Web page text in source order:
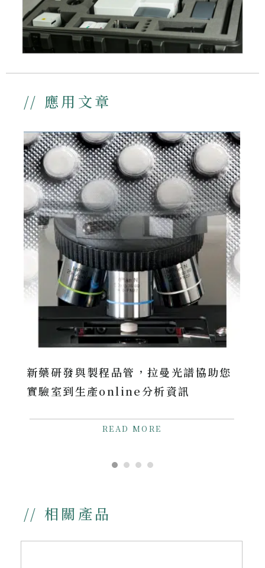
// 應用文章
新藥研發與製程品管，拉曼光譜協助您
實驗室到生產online分析資訊
READ MORE
// 相關產品